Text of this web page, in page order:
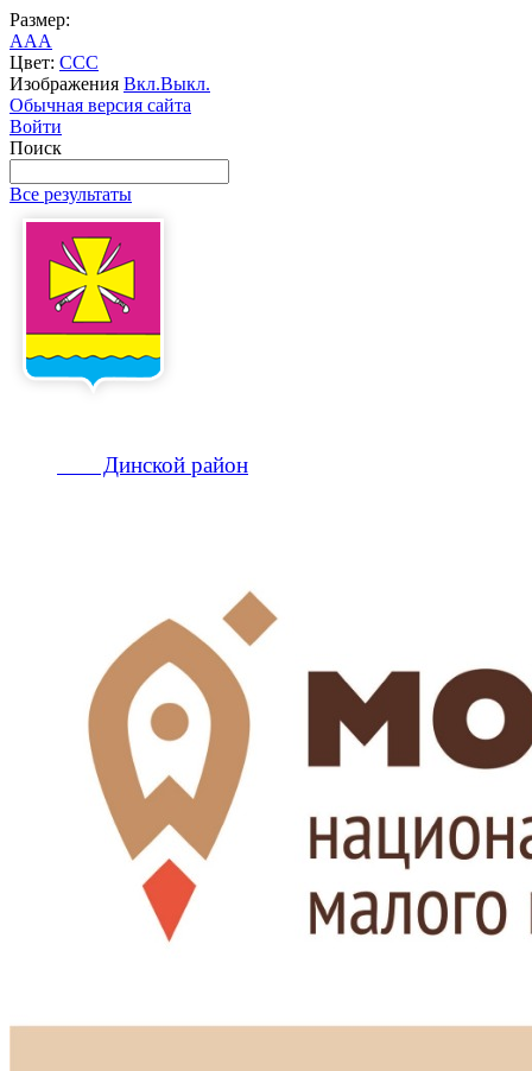
Размер:
AAA
Цвет: CCC
Изображения Вкл.Выкл.
Обычная версия сайта
Войти
Поиск
Все результаты
Динской район